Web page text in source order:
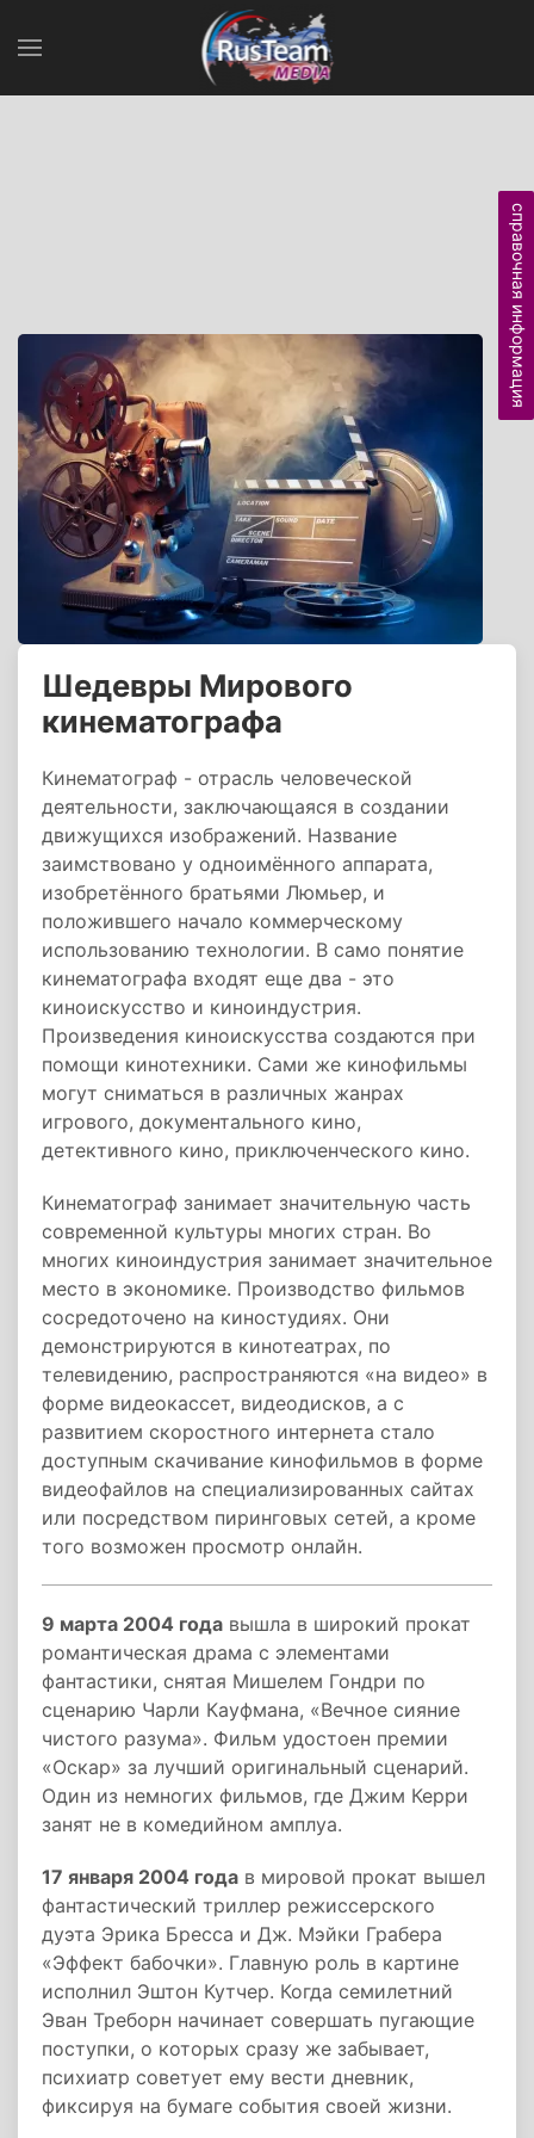
Шедевры Мирового
кинематографа
Кинематограф - отрасль человеческой
деятельности, заключающаяся в создании
движущихся изображений. Название
заимствовано у одноимённого аппарата,
изобретённого братьями Люмьер, и
положившего начало коммерческому
использованию технологии. В само понятие
кинематографа входят еще два - это
киноискусство и киноиндустрия.
Произведения киноискусства создаются при
помощи кинотехники. Сами же кинофильмы
могут сниматься в различных жанрах
игрового, документального кино,
детективного кино, приключенческого кино.
Кинематограф занимает значительную часть
современной культуры многих стран. Во
многих киноиндустрия занимает значительное
место в экономике. Производство фильмов
сосредоточено на киностудиях. Они
демонстрируются в кинотеатрах, по
телевидению, распространяются «на видео» в
форме видеокассет, видеодисков, а с
развитием скоростного интернета стало
доступным скачивание кинофильмов в форме
видеофайлов на специализированных сайтах
или посредством пиринговых сетей, а кроме
того возможен просмотр онлайн.
9 марта 2004 года вышла в широкий прокат
романтическая драма с элементами
фантастики, снятая Мишелем Гондри по
сценарию Чарли Кауфмана, «Вечное сияние
чистого разума». Фильм удостоен премии
«Оскар» за лучший оригинальный сценарий.
Один из немногих фильмов, где Джим Керри
занят не в комедийном амплуа.
17 января 2004 года в мировой прокат вышел
фантастический триллер режиссерского
дуэта Эрика Бресса и Дж. Мэйки Грабера
«Эффект бабочки». Главную роль в картине
исполнил Эштон Кутчер. Когда семилетний
Эван Треборн начинает совершать пугающие
поступки, о которых сразу же забывает,
психиатр советует ему вести дневник,
фиксируя на бумаге события своей жизни.
справочная информация